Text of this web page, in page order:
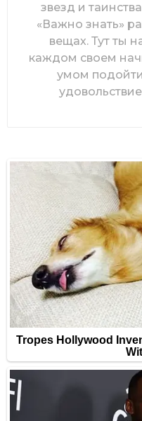
звезд и
«Важно знать»
вещах. Тут ты
каждом своем
умом